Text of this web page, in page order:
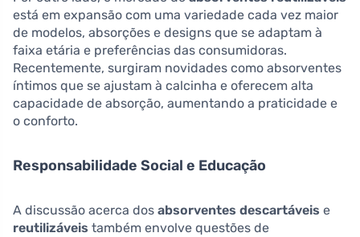
está em expansão com uma variedade cada vez maior
de modelos, absorções e designs que se adaptam à
faixa etária e preferências das consumidoras.
Recentemente, surgiram novidades como absorventes
íntimos que se ajustam à calcinha e oferecem alta
capacidade de absorção, aumentando a praticidade e
o conforto.
Responsabilidade Social e Educação
A discussão acerca dos absorventes descartáveis e
reutilizáveis também envolve questões de